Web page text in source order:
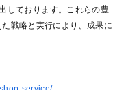
しております。これらの豊
戦略と実行により、成果に